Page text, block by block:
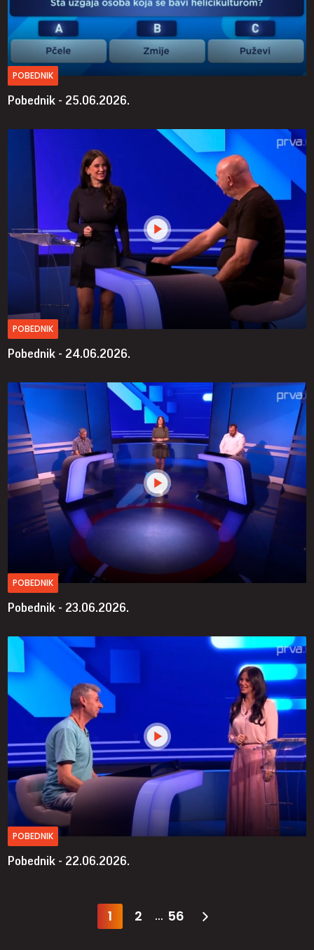
POBEDNIK
Pobednik - 25.06.2026.
POBEDNIK
Pobednik - 24.06.2026.
POBEDNIK
Pobednik - 23.06.2026.
POBEDNIK
Pobednik - 22.06.2026.
1 2 ... 56